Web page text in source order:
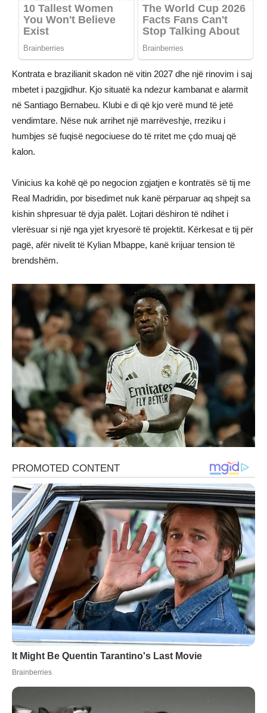
Kontrata e brazilianit skadon në vitin 2027 dhe një rinovim i saj
mbetet i pazgjidhur. Kjo situatë ka ndezur kambanat e alarmit
në Santiago Bernabeu. Klubi e di që kjo verë mund të jetë
vendimtare. Nëse nuk arrihet një marrëveshje, rreziku i
humbjes së fuqisë negociuese do të rritet me çdo muaj që
kalon.
Vinicius ka kohë që po negocion zgjatjen e kontratës së tij me
Real Madridin, por bisedimet nuk kanë përparuar aq shpejt sa
kishin shpresuar të dyja palët. Lojtari dëshiron të ndihet i
vlerësuar si një nga yjet kryesorë të projektit. Kërkesat e tij për
pagë, afër nivelit të Kylian Mbappe, kanë krijuar tension të
brendshëm.